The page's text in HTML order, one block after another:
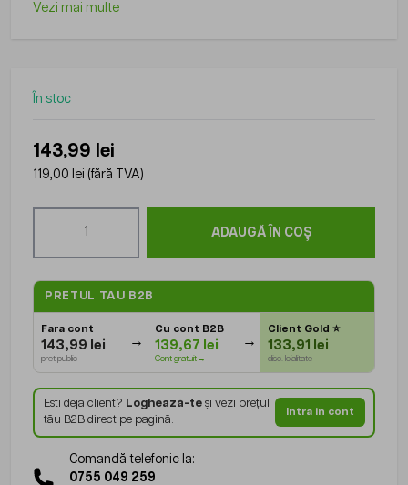
Vezi mai multe
În stoc
143,99 lei
119,00 lei (fără TVA)
ADAUGĂ ÎN COȘ
PRETUL TAU B2B
Fara cont
143,99 lei
pret public
Cu cont B2B
139,67 lei
Cont gratuit→
Client Gold⭐
133,91 lei
disc. loialitate
Esti deja client? Loghează-teși vezi prețul
tău B2B direct pe pagină.
Intra in cont
Comandă telefonic la:
0755 049 259